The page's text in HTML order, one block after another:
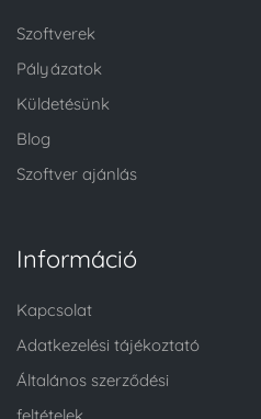
Szoftverek
Pályázatok
Küldetésünk
Blog
Szoftver ajánlás
Információ
Kapcsolat
Adatkezelési tájékoztató
Általános szerződési